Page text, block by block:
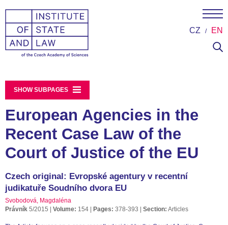
CZ EN
SHOW SUBPAGES
European Agencies in the
Recent Case Law of the
Court of Justice of the EU
Czech original: Evropské agentury v recentní
judikatuře Soudního dvora EU
Svobodová, Magdaléna
Právník 5/2015 Volume: 154 Pages: 378-393 Section: Articles